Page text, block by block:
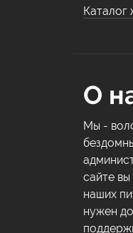
Каталог
О
Мы -
сайте
наших
нужен